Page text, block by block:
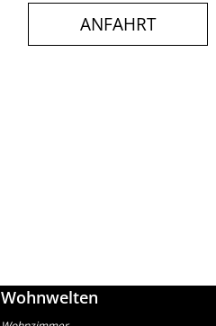
ANFAHRT
Wohnwelten